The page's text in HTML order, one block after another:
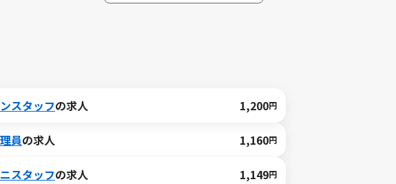
スタッフの求人 1,200円
員の求人 1,160円
スタッフの求人 1,149円